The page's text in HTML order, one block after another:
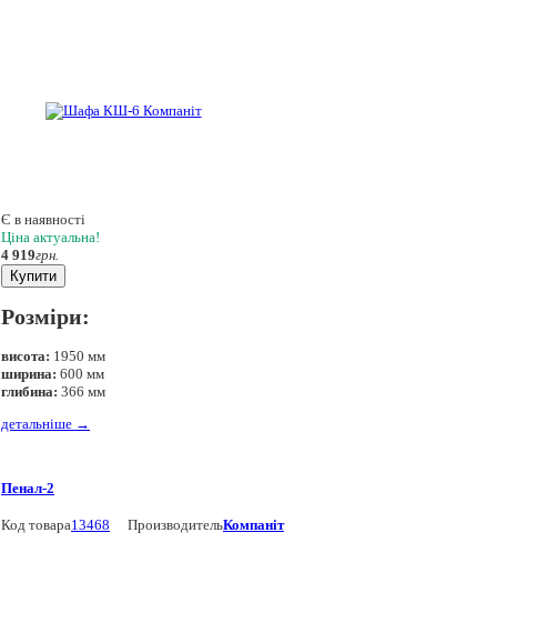
Є в наявності
Ціна актуальна!
4 919грн.
Купити
Розміри:
висота: 1950 мм
ширина: 600 мм
глибина: 366 мм
детальніше →
Пенал-2
Код товара13468 ПроизводительКомпаніт